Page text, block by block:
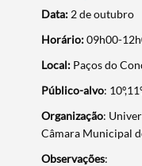
Data: 2 de outubro
Horário:09h00-
Local: Paços do
Público-alvo:
Organização:
Câmara Municipal
Observações: